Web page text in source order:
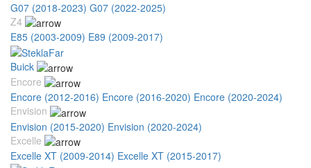
G07 (2018-2023) G07 (2022-2025)
Z4
E85 (2003-2009) E89 (2009-2017)
Buick
Encore
Encore (2012-2016) Encore (2016-2020) Encore (2020-2024)
Envision
Envision (2015-2020) Envision (2020-2024)
Excelle
Excelle XT (2009-2014) Excelle XT (2015-2017)